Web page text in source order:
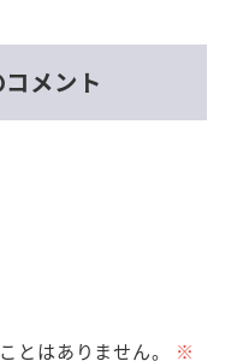
メント
とはありません。
※